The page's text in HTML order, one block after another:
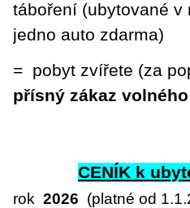
táboření (ubytované
jedno auto zdarma)
= pobyt zvířete (za
přísný zákaz
CENÍK k
rok 2026 (platné od